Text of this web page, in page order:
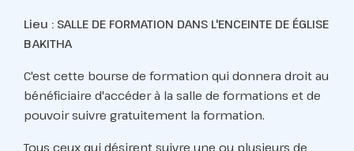
Lieu : SALLE DE FORMATION DANS L'ENCEINTE DE ÉGLISE
BAKITHA
C'est cette bourse de formation qui donnera droit au
bénéficiaire d'accéder à la salle de formations et de
pouvoir suivre gratuitement la formation.
Tous ceux qui désirent suivre une ou plusieurs de